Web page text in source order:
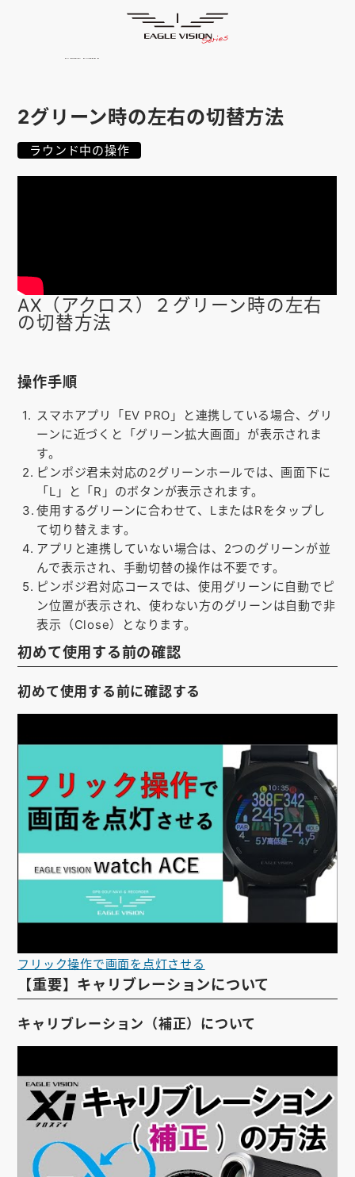
ゴルフナビ
ピンポジ君 PIN POSITION
対応コース
サポート
お問い合わせ
ゴルフ場の方へ
公式オンラインショップ
使用方法
2グリーン時の左右の切替方法
ラウンド中の操作
AX（アクロス）２グリーン時の左右
の切替方法
操作手順
スマホアプリ「EV PRO」と連携している場合、グリ
ーンに近づくと「グリーン拡大画面」が表示されま
す。
ピンポジ君未対応の2グリーンホールでは、画面下に
「L」と「R」のボタンが表示されます。
使用するグリーンに合わせて、LまたはRをタップし
て切り替えます。
アプリと連携していない場合は、2つのグリーンが並
んで表示され、手動切替の操作は不要です。
ピンポジ君対応コースでは、使用グリーンに自動でピ
ン位置が表示され、使わない方のグリーンは自動で非
表示（Close）となります。
初めて使用する前の確認
初めて使用する前に確認する
フリック操作で画面を点灯させる
【重要】キャリブレーションについて
キャリブレーション（補正）について